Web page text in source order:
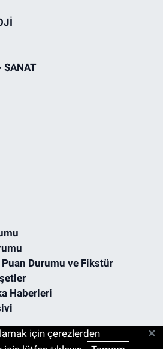
SANAT
Durumu ve Fikstür
Haberleri
için çerezlerden